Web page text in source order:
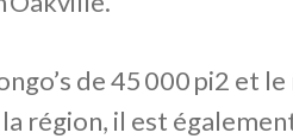
de 45 000 pi2 et le
région, il est